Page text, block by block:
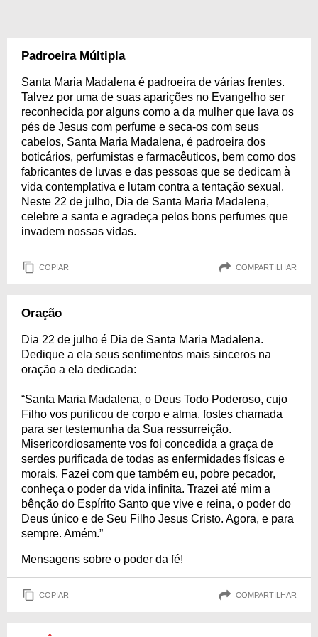
Padroeira Múltipla
Santa Maria Madalena é padroeira de várias frentes.
Talvez por uma de suas aparições no Evangelho ser
reconhecida por alguns como a da mulher que lava os
pés de Jesus com perfume e seca-os com seus
cabelos, Santa Maria Madalena, é padroeira dos
boticários, perfumistas e farmacêuticos, bem como dos
fabricantes de luvas e das pessoas que se dedicam à
vida contemplativa e lutam contra a tentação sexual.
Neste 22 de julho, Dia de Santa Maria Madalena,
celebre a santa e agradeça pelos bons perfumes que
invadem nossas vidas.
COPIAR COMPARTILHAR
Oração
Dia 22 de julho é Dia de Santa Maria Madalena.
Dedique a ela seus sentimentos mais sinceros na
oração a ela dedicada:
“Santa Maria Madalena, o Deus Todo Poderoso, cujo
Filho vos purificou de corpo e alma, fostes chamada
para ser testemunha da Sua ressurreição.
Misericordiosamente vos foi concedida a graça de
serdes purificada de todas as enfermidades físicas e
morais. Fazei com que também eu, pobre pecador,
conheça o poder da vida infinita. Trazei até mim a
bênção do Espírito Santo que vive e reina, o poder do
Deus único e de Seu Filho Jesus Cristo. Agora, e para
sempre. Amém.”
Mensagens sobre o poder da fé!
COPIAR COMPARTILHAR